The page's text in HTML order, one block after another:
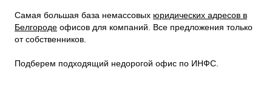
Самая большая база немассовых юридических адресов в
Белгороде офисов для компаний. Все предложения только
от собственников.
Подберем подходящий недорогой офис по ИНФС.